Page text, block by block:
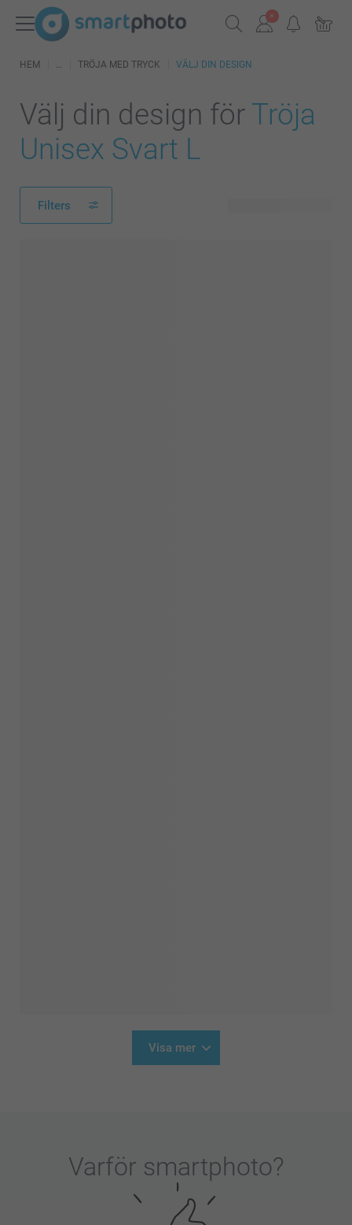
HEM TRÖJA MED TRYCK VÄLJ DIN DESIGN
Välj din design för Tröja
Unisex Svart L
Filters
Visa mer
Varför smartphoto?